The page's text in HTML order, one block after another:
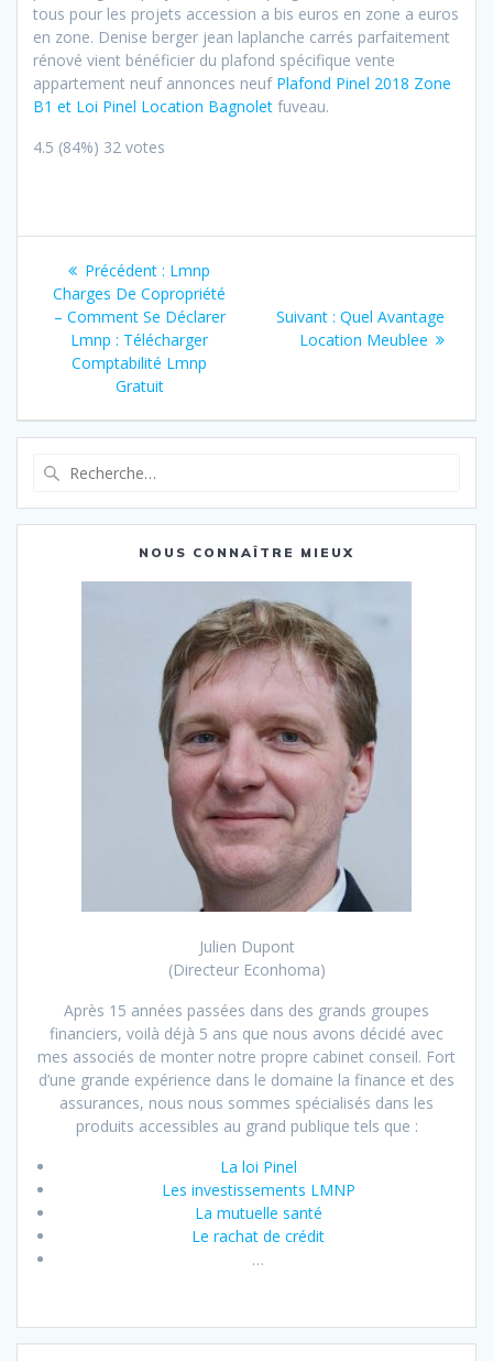
tous pour les projets accession a bis euros en zone a euros
en zone. Denise berger jean laplanche carrés parfaitement
rénové vient bénéficier du plafond spécifique vente
appartement neuf annonces neuf Plafond Pinel 2018 Zone
B1 et Loi Pinel Location Bagnolet fuveau.
4.5 (84%) 32 votes
Navigation
de
l’article
Précédent : Article
précédent
:
Lmnp
Charges De Copropriété
– Comment Se Déclarer
Lmnp : Télécharger
Comptabilité Lmnp
Gratuit
Suivant : Article
suivant
Quel Avantage
Location Meublee
:
NOUS CONNAÎTRE MIEUX
Julien Dupont
(Directeur Econhoma)
Après 15 années passées dans des grands groupes
financiers, voilà déjà 5 ans que nous avons décidé avec
mes associés de monter notre propre cabinet conseil. Fort
d’une grande expérience dans le domaine la finance et des
assurances, nous nous sommes spécialisés dans les
produits accessibles au grand publique tels que :
La loi Pinel
Les investissements LMNP
La mutuelle santé
Le rachat de crédit
…